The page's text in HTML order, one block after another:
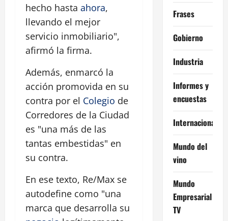
hecho hasta ahora,
llevando el mejor
servicio inmobiliario",
afirmó la firma.
Además, enmarcó la
acción promovida en su
contra por el Colegio de
Corredores de la Ciudad
es "una más de las
tantas embestidas" en
su contra.
En ese texto, Re/Max se
autodefine como "una
marca que desarrolla su
Frases
Gobierno
Industria
Informes y
encuestas
Internacional
Mundo del
vino
Mundo
Empresarial
TV